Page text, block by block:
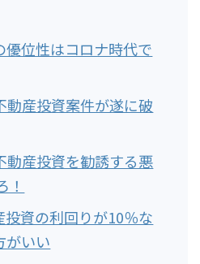
優位性はコロナ時代で
動産投資案件が遂に破
動産投資を勧誘する悪
！
資の利回りが10％な
がいい